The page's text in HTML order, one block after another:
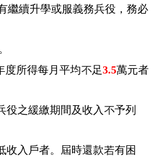
繼續升學或服義務兵役，務必
度所得每月平均不足3.5萬元者
之緩繳期間及收入不予列
入戶者。屆時還款若有困